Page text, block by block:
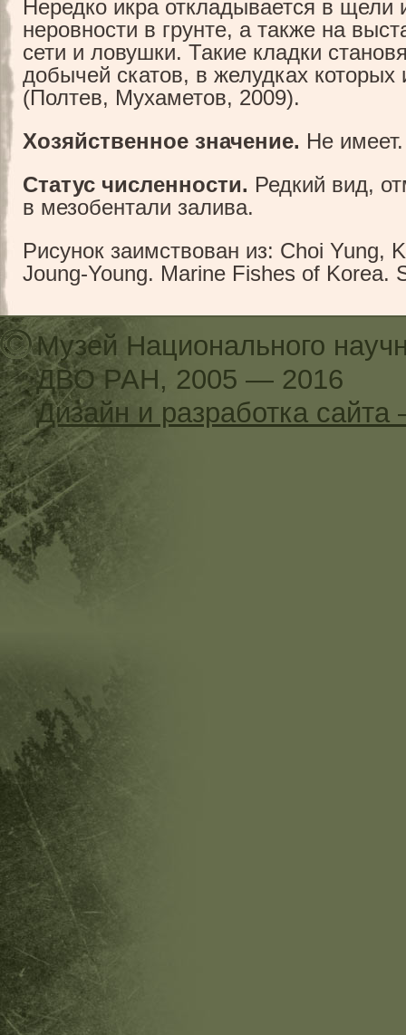
Нередко икра откладывается в щели
неровности в грунте, а также на
сети и ловушки. Такие кладки
добычей скатов, в желудках которых
(Полтев, Мухаметов, 2009).
Хозяйственное значение. Не имеет.
Статус численности. Редкий вид,
в мезобентали залива.
Рисунок заимствован из: Choi Yung,
Joung-Young. Marine Fishes of Korea.
Музей Национального
ДВО РАН, 2005 — 2016
Дизайн и разработка